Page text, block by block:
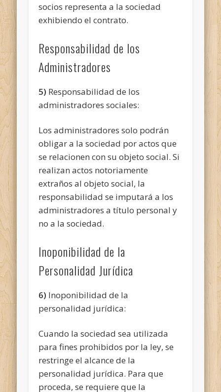
socios representa a la sociedad
exhibiendo el contrato.
Responsabilidad de los
Administradores
5) Responsabilidad de los
administradores sociales:
Los administradores solo podrán
obligar a la sociedad por actos que
se relacionen con su objeto social. Si
realizan actos notoriamente
extraños al objeto social, la
responsabilidad se imputará a los
administradores a título personal y
no a la sociedad.
Inoponibilidad de la
Personalidad Jurídica
6) Inoponibilidad de la
personalidad jurídica:
Cuando la sociedad sea utilizada
para fines prohibidos por la ley, se
restringe el alcance de la
personalidad jurídica. Para que
proceda, se requiere que la